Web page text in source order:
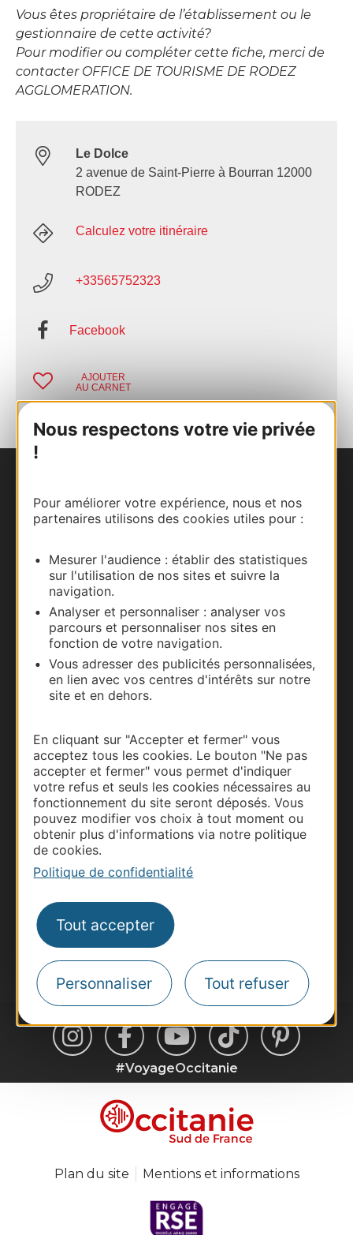
Nous respectons votre vie privée
!
Pour améliorer votre expérience, nous et nos
partenaires utilisons des cookies utiles pour :
Mesurer l'audience : établir des statistiques
sur l'utilisation de nos sites et suivre la
navigation.
Analyser et personnaliser : analyser vos
parcours et personnaliser nos sites en
fonction de votre navigation.
Vous adresser des publicités personnalisées,
en lien avec vos centres d'intérêts sur notre
site et en dehors.
En cliquant sur "Accepter et fermer" vous
acceptez tous les cookies. Le bouton "Ne pas
accepter et fermer" vous permet d'indiquer
votre refus et seuls les cookies nécessaires au
fonctionnement du site seront déposés. Vous
pouvez modifier vos choix à tout moment ou
obtenir plus d'informations via notre politique
de cookies.
Politique de confidentialité
Tout accepter
Personnaliser Tout refuser
Vous êtes propriétaire de l’établissement ou le
gestionnaire de cette activité?
Pour modifier ou compléter cette fiche, merci de
contacter OFFICE DE TOURISME DE RODEZ
AGGLOMERATION.
Le Dolce
2 avenue de Saint-Pierre à Bourran 12000
RODEZ
Calculez votre itinéraire
+33565752323
Facebook
AJOUTER
AU CARNET
Carte interactive
Documentation
Thermalisme
Business/Mice
Pros d'Occitanie
Site presse et d'influence
Voyagistes
Destination Sport
Inscrivez-vous à la lettre d'information
Destination Occitanie pour recevoir des
suggestions de séjours, de visites et de sorties.
Je m'abonne
#VoyageOccitanie
Plan du site Mentions et informations